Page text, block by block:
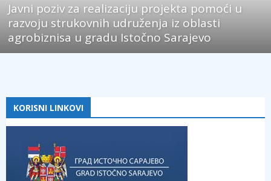
Javni poziv za realizaciju projekta pomoći u
razvoju strukovnih udruženja iz oblasti
agrobiznisa u gradu Istočno Sarajevo
KORISNI LINKOVI